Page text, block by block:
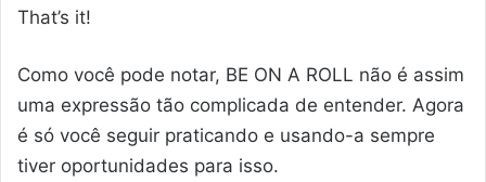
That’s it!
Como você pode notar, BE ON A ROLL não é assim
uma expressão tão complicada de entender. Agora
é só você seguir praticando e usando-a sempre
tiver oportunidades para isso.